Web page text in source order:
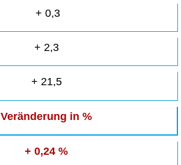
+ 0,3
+ 2,3
+ 21,5
Veränderung in %
+ 0,24 %